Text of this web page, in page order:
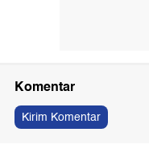
Komentar
Kirim Komentar